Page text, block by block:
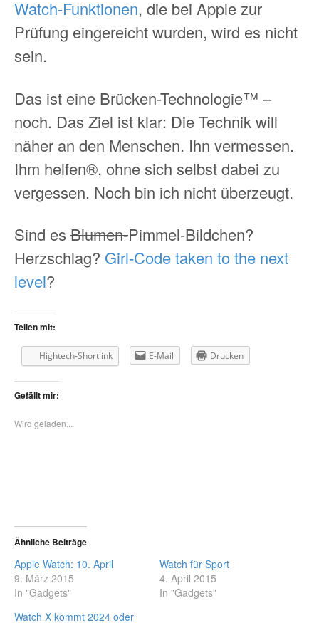
Watch-Funktionen, die bei Apple zur
Prüfung eingereicht wurden, wird es nicht
sein.
Das ist eine Brücken-Technologie™ –
noch. Das Ziel ist klar: Die Technik will
näher an den Menschen. Ihn vermessen.
Ihm helfen®, ohne sich selbst dabei zu
vergessen. Noch bin ich nicht überzeugt.
Sind es Blumen-Pimmel-Bildchen?
Herzschlag? Girl-Code taken to the next
level?
Teilen mit:
Hightech-Shortlink E-Mail Drucken
Gefällt mir:
Wird geladen...
Ähnliche Beiträge
Apple Watch: 10. April
9. März 2015
In "Gadgets"
Watch für Sport
4. April 2015
In "Gadgets"
Watch X kommt 2024 oder